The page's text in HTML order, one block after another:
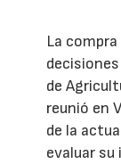
La
de
reunió en
de la
evaluar